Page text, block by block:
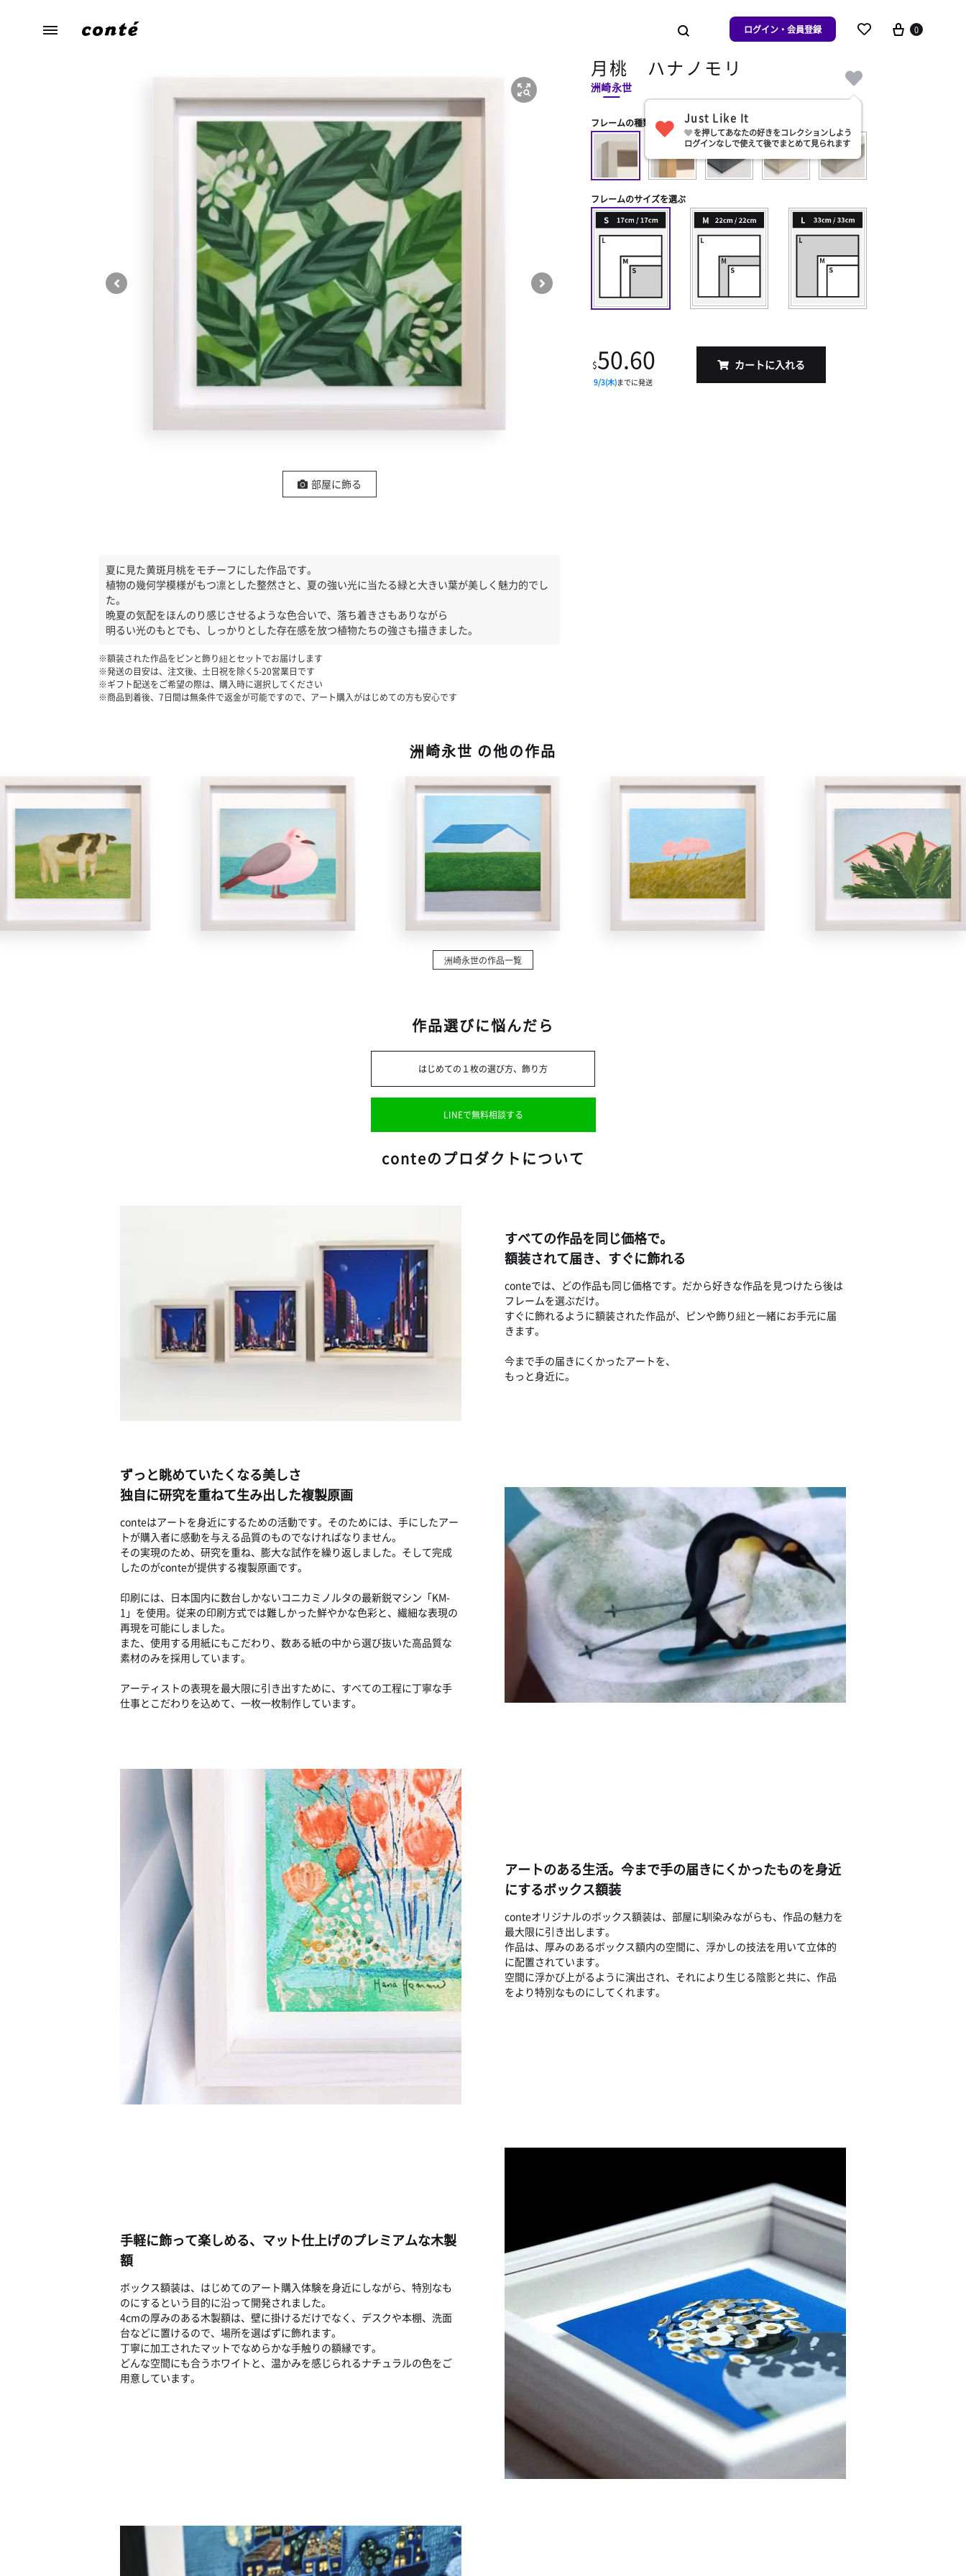
ログイン・会員登録 0
部屋に飾る
月桃 ハナノモリ
洲崎永世
フレームの種類を選ぶ
フレームのサイズを選ぶ
$50.60
9/3(木)までに発送
カートに入れる
夏に見た黄斑月桃をモチーフにした作品です。
植物の幾何学模様がもつ凛とした整然さと、夏の強い光に当たる緑と大きい葉が美しく魅力的でし
た。
晩夏の気配をほんのり感じさせるような色合いで、落ち着きさもありながら
明るい光のもとでも、しっかりとした存在感を放つ植物たちの強さも描きました。
※額装された作品をピンと飾り紐とセットでお届けします
※発送の目安は、注文後、土日祝を除く5-20営業日です
※ギフト配送をご希望の際は、購入時に選択してください
※商品到着後、7日間は無条件で返金が可能ですので、アート購入がはじめての方も安心です
洲崎永世 の他の作品
洲崎永世の作品一覧
作品選びに悩んだら
はじめての１枚の選び方、飾り方
LINEで無料相談する
conteのプロダクトについて
すべての作品を同じ価格で。
額装されて届き、すぐに飾れる
conteでは、どの作品も同じ価格です。だから好きな作品を見つけたら後は
フレームを選ぶだけ。
すぐに飾れるように額装された作品が、ピンや飾り紐と一緒にお手元に届
きます。
今まで手の届きにくかったアートを、
もっと身近に。
ずっと眺めていたくなる美しさ
独自に研究を重ねて生み出した複製原画
conteはアートを身近にするための活動です。そのためには、手にしたアー
トが購入者に感動を与える品質のものでなければなりません。
その実現のため、研究を重ね、膨大な試作を繰り返しました。そして完成
したのがconteが提供する複製原画です。
印刷には、日本国内に数台しかないコニカミノルタの最新鋭マシン「KM-
1」を使用。従来の印刷方式では難しかった鮮やかな色彩と、繊細な表現の
再現を可能にしました。
また、使用する用紙にもこだわり、数ある紙の中から選び抜いた高品質な
素材のみを採用しています。
アーティストの表現を最大限に引き出すために、すべての工程に丁寧な手
仕事とこだわりを込めて、一枚一枚制作しています。
アートのある生活。今まで手の届きにくかったものを身近
にするボックス額装
conteオリジナルのボックス額装は、部屋に馴染みながらも、作品の魅力を
最大限に引き出します。
作品は、厚みのあるボックス額内の空間に、浮かしの技法を用いて立体的
に配置されています。
空間に浮かび上がるように演出され、それにより生じる陰影と共に、作品
をより特別なものにしてくれます。
手軽に飾って楽しめる、マット仕上げのプレミアムな木製
額
ボックス額装は、はじめてのアート購入体験を身近にしながら、特別なも
のにするという目的に沿って開発されました。
4cmの厚みのある木製額は、壁に掛けるだけでなく、デスクや本棚、洗面
台などに置けるので、場所を選ばずに飾れます。
丁寧に加工されたマットでなめらかな手触りの額縁です。
どんな空間にも合うホワイトと、温かみを感じられるナチュラルの色をご
用意しています。
Just Like It
を押してあなたの好きをコレクションしよう
ログインなしで使えて後でまとめて見られます